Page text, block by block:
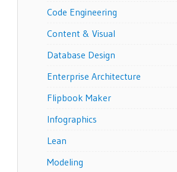
Code Engineering
Content & Visual
Database Design
Enterprise Architecture
Flipbook Maker
Infographics
Lean
Modeling